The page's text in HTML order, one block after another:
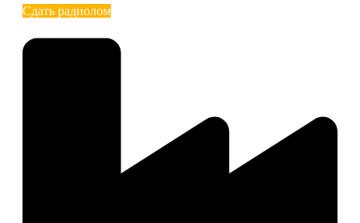
Сдать радиолом